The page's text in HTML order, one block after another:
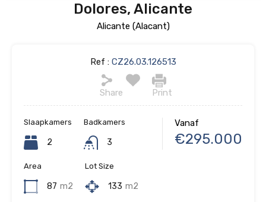
Dolores, Alicante
Alicante (Alacant)
Ref :CZ26.03.126513
Share Print
Vanaf
€295.000
Slaapkamers
2
Badkamers
3
Area
87 m2
Lot Size
133 m2